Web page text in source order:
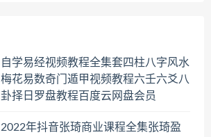
自学易经视频教程全集套四柱八字风水
梅花易数奇门遁甲视频教程六壬六爻八
卦择日罗盘教程百度云网盘会员
2022年抖音张琦商业课程全集张琦盈